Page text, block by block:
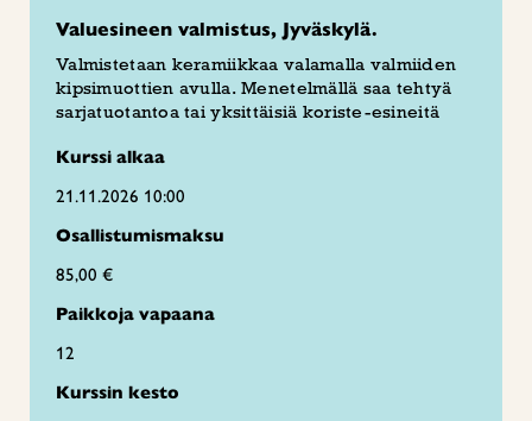
Valuesineen valmistus, Jyväskylä.
Valmistetaan keramiikkaa valamalla valmiiden
kipsimuottien avulla. Menetelmällä saa tehtyä
sarjatuotantoa tai yksittäisiä koriste-esineitä
Kurssi alkaa
21.11.2026 10:00
Osallistumismaksu
85,00 €
Paikkoja vapaana
12
Kurssin kesto